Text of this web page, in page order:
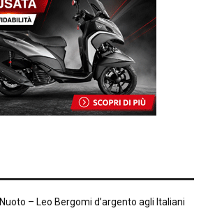
Nuoto – Leo Bergomi d’argento agli Italiani